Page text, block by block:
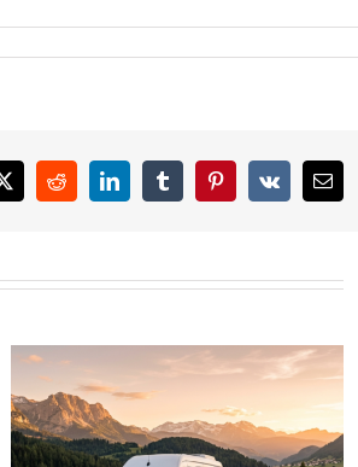
X RedditLinkedInTumblrPinterest
Vk Email